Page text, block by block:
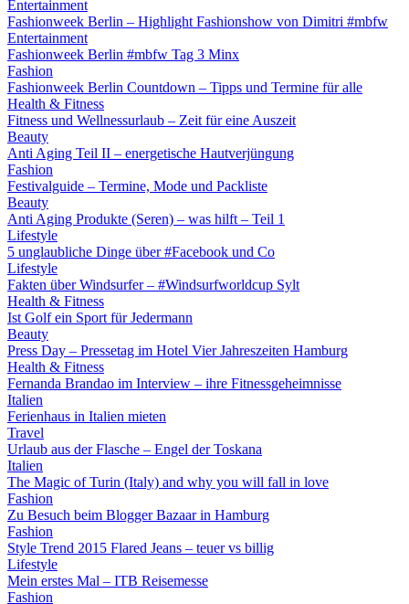
Entertainment
Fashionweek Berlin – Highlight Fashionshow von Dimitri #mbfw
Entertainment
Fashionweek Berlin #mbfw Tag 3 Minx
Fashion
Fashionweek Berlin Countdown – Tipps und Termine für alle
Health & Fitness
Fitness und Wellnessurlaub – Zeit für eine Auszeit
Beauty
Anti Aging Teil II – energetische Hautverjüngung
Fashion
Festivalguide – Termine, Mode und Packliste
Beauty
Anti Aging Produkte (Seren) – was hilft – Teil 1
Lifestyle
5 unglaubliche Dinge über #Facebook und Co
Lifestyle
Fakten über Windsurfer – #Windsurfworldcup Sylt
Health & Fitness
Ist Golf ein Sport für Jedermann
Beauty
Press Day – Pressetag im Hotel Vier Jahreszeiten Hamburg
Health & Fitness
Fernanda Brandao im Interview – ihre Fitnessgeheimnisse
Italien
Ferienhaus in Italien mieten
Travel
Urlaub aus der Flasche – Engel der Toskana
Italien
The Magic of Turin (Italy) and why you will fall in love
Fashion
Zu Besuch beim Blogger Bazaar in Hamburg
Fashion
Style Trend 2015 Flared Jeans – teuer vs billig
Lifestyle
Mein erstes Mal – ITB Reisemesse
Fashion